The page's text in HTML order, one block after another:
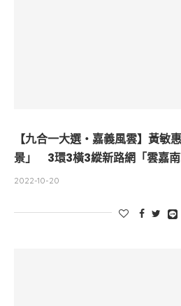
【九合一大選・嘉義風雲】黃敏
景」 3環3橫3縱新路網「雲嘉南
2022-10-20